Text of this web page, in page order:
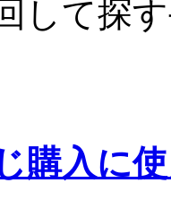
して探
購入に